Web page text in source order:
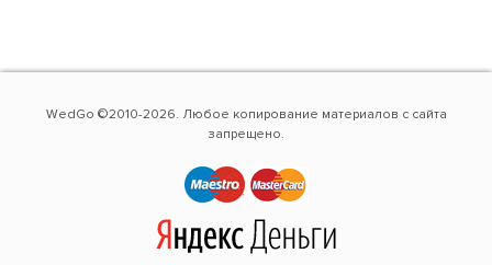
WedGo ©2010-2026. Любое копирование материалов с сайта
запрещено.